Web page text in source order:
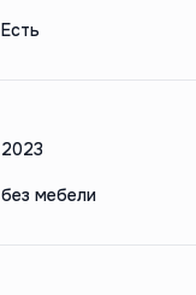
Есть
2023
без мебели